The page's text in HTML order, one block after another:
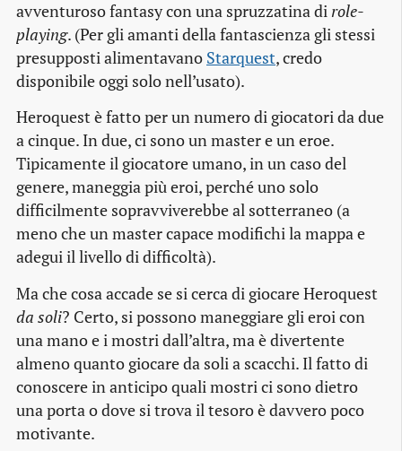
avventuroso fantasy con una spruzzatina dirole-
playing. (Per gli amanti della fantascienza gli stessi
presupposti alimentavano Starquest, credo
disponibile oggi solo nell’usato).
Heroquest è fatto per un numero di giocatori da due
a cinque. In due, ci sono un master e un eroe.
Tipicamente il giocatore umano, in un caso del
genere, maneggia più eroi, perché uno solo
difficilmente sopravviverebbe al sotterraneo (a
meno che un master capace modifichi la mappa e
adegui il livello di difficoltà).
Ma che cosa accade se si cerca di giocare Heroquest
da soli? Certo, si possono maneggiare gli eroi con
una mano e i mostri dall’altra, ma è divertente
almeno quanto giocare da soli a scacchi. Il fatto di
conoscere in anticipo quali mostri ci sono dietro
una porta o dove si trova il tesoro è davvero poco
motivante.